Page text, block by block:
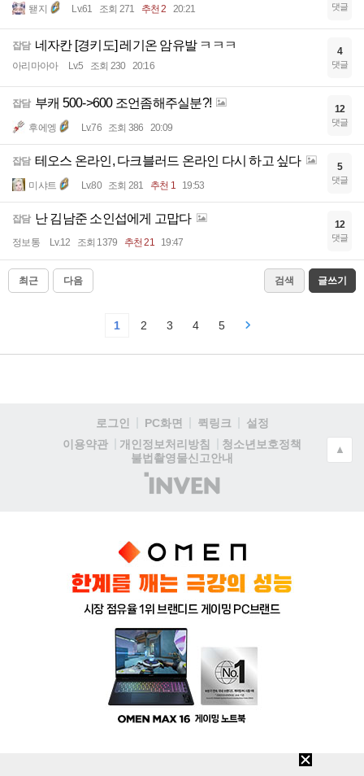
됃지 Lv.61 조회 271 추천 2 20:21 댓글
잡담 네자칸 [경키도] 레기온 암유발 ㅋㅋㅋ
아리마아아 Lv.5 조회 230 20:16
4
댓글
잡담 부캐 500->600 조언좀해주실분?!
후에엥 Lv.76 조회 386 20:09
12
댓글
잡담 테오스 온라인, 다크블러드 온라인 다시 하고 싶다
미샤트 Lv.80 조회 281 추천 1 19:53
5
댓글
잡담 난 김남준 소인섭에게 고맙다
정보통 Lv.12 조회 1379 추천 21 19:47
12
댓글
최근 다음 검색 글쓰기
1 2 3 4 5
로그인 PC화면 퀵링크
설정
이용약관
개인정보처리방침
청소년보호정책
불법촬영물신고안내
(주)
인
▲